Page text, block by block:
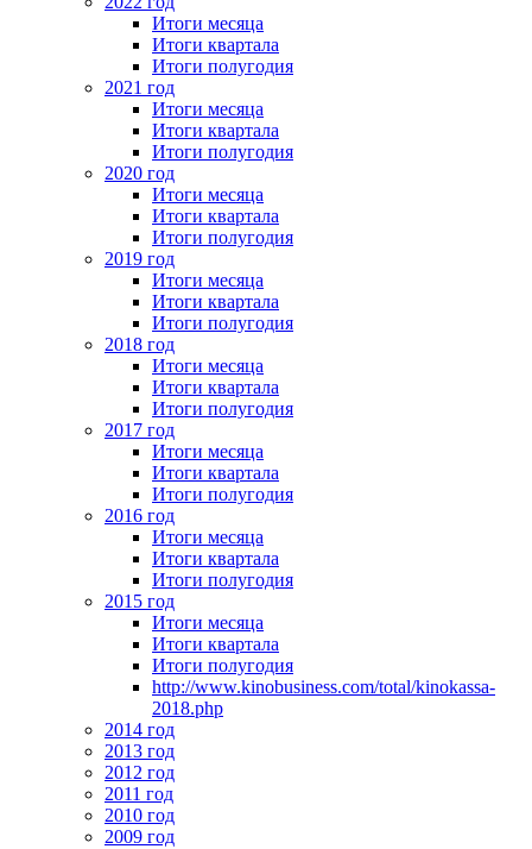
Итоги месяца
Итоги квартала
Итоги полугодия
2021 год
Итоги месяца
Итоги квартала
Итоги полугодия
2020 год
Итоги месяца
Итоги квартала
Итоги полугодия
2019 год
Итоги месяца
Итоги квартала
Итоги полугодия
2018 год
Итоги месяца
Итоги квартала
Итоги полугодия
2017 год
Итоги месяца
Итоги квартала
Итоги полугодия
2016 год
Итоги месяца
Итоги квартала
Итоги полугодия
2015 год
Итоги месяца
Итоги квартала
Итоги полугодия
http://www.kinobusiness.com/total/kinokassa-
2018.php
2014 год
2013 год
2012 год
2011 год
2010 год
2009 год